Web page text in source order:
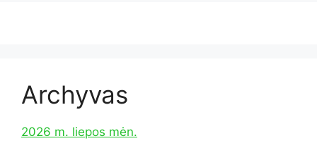
Archyvas
2026 m. liepos mėn.